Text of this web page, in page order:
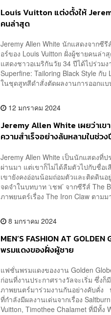
Louis Vuitton แต่งตั้งให้
คนล่าสุด
Jeremy Allen White นักแสดงจากซี
อร์ของ Louis Vuitton ฝั่งผู้ชายคนล่
แสดงชาวอเมริกันวัย 34 ปีได้ไปร่วม
Superfine: Tailoring Black Style กั
ในชุดสูทสีดำสั่งตัดผลงานการออกแบ
12 มกราคม 2024
Jeremy Allen White เผยว่าเ
ความสำเร็จอย่างล้นหลามในช่ว
Jeremy Allen White เป็นนักแสดงที่
ผ่านมา แต่เขาก็ไม่ได้ลืมตัวไปกับชื่อเ
เขายังคงอ่อนน้อมถ่อมตัวและติดดิน
จดจำในบทบาท ‘เชฟ’ จากซีรีส์ The
ภาพยนตร์เรื่อง The Iron Claw ตาม
8 มกราคม 2024
MEN’S FASHION AT
พรมแดงของฝั่งผู้ชาย
แฟชั่นพรมแดงของงาน Golden
ก่อนที่งานประกาศรางวัลจะเริ่ม ซึ่ง
ภาพยนตร์มาร่วมงานกันอย่างคับคั่ง
ที่กำลังมีผลงานเด่นจากเรื่อง
Vuitton, Timothee Chalamet ที่มีทั้ง